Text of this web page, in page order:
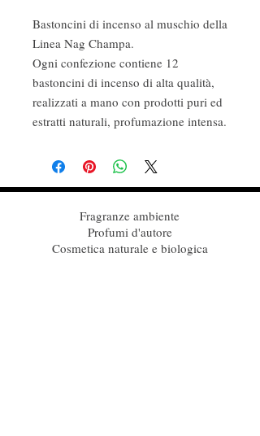
Bastoncini di incenso al muschio della
Linea Nag Champa.
Ogni confezione contiene 12
bastoncini di incenso di alta qualità,
realizzati a mano con prodotti puri ed
estratti naturali, profumazione intensa.
Fragranze ambiente
Profumi d'autore
Cosmetica naturale e biologica